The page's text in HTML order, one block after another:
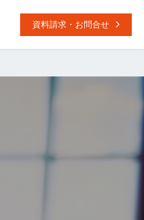
資料請求・お問合せ